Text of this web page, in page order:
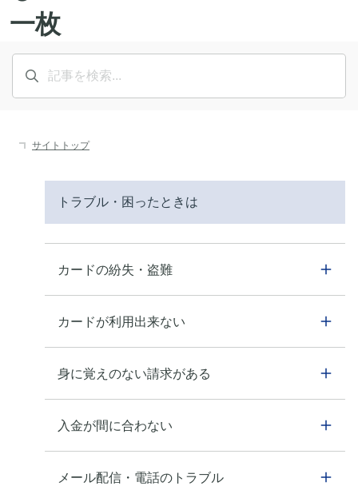
サイトトップ
トラブル・困ったときは
カードの紛失・盗難
カードが利用出来ない
身に覚えのない請求がある
入金が間に合わない
メール配信・電話のトラブル